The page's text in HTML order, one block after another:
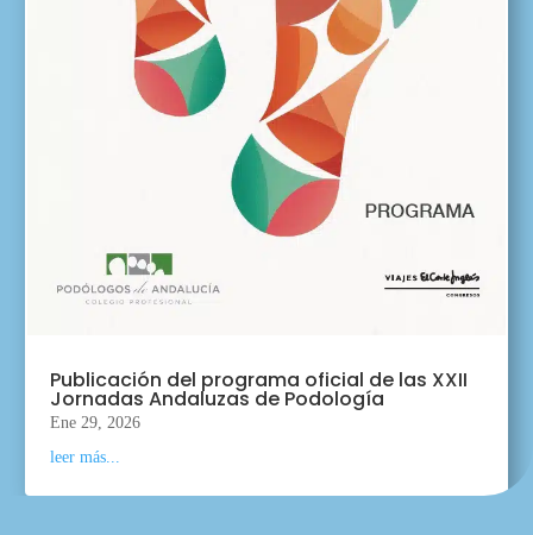
Publicación del programa oficial de las XXII
Jornadas Andaluzas de Podología
Ene 29, 2026
leer más...